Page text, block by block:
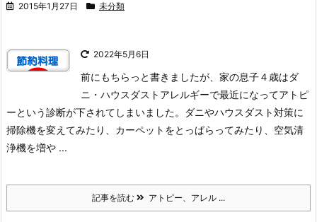
2015年1月27日 未分類
2022年5月6日
前にもちらっと書きましたが、家の息子４歳はダ
ニ・ハウスダストアレルギーで最近になってアトピ
ーという診断が下されてしまいました。
ダニやハウスダスト対策に
掃除機を変えてみたり、カーペットをとっぱらってみたり、空気清
浄機を増や ...
記事を読む アトピー、アレル ...